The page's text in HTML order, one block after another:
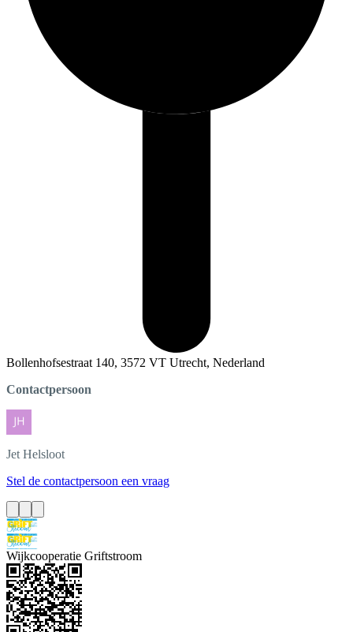
Bollenhofsestraat 140, 3572 VT Utrecht, Nederland
Contactpersoon
Jet Helsloot
Stel de contactpersoon een vraag
Wijkcooperatie Griftstroom